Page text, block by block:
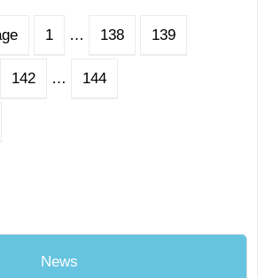
1 … 138 139
142 … 144
News